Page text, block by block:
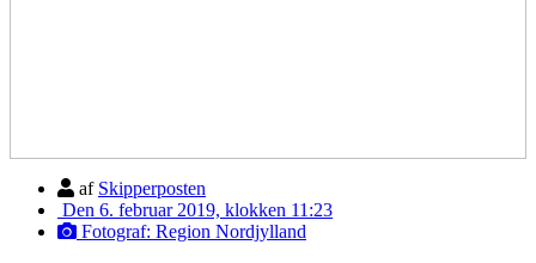
af Skipperposten
Den 6. februar 2019, klokken 11:23
Fotograf: Region Nordjylland